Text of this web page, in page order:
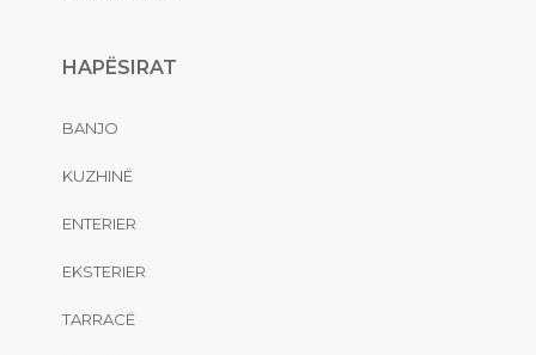
HAPËSIRAT
BANJO
KUZHINË
ENTERIER
EKSTERIER
TARRACË